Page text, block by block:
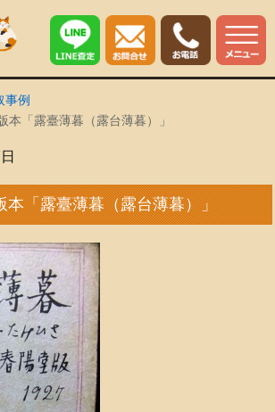
事例
本「露臺薄暮（露台薄暮）」
本「露臺薄暮（露台薄暮）」